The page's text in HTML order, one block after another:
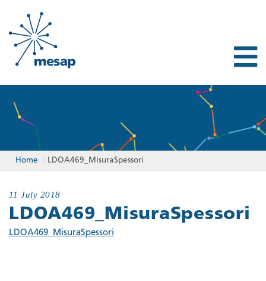
Home / LDOA469_MisuraSpessori
11 July 2018
LDOA469_MisuraSpessori
LDOA469_MisuraSpessori